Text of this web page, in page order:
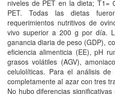
niveles de PET en la dieta;
PET. Todas las dietas
requerimientos nutritivos de
vivo superior a 200 g por día.
ganancia diaria de peso (GDP),
eficiencia alimenticia (EE), pH
grasos volátiles (AGV),
celulolíticas. Para el análisis
completamente al azar con tres
No hubo diferencias